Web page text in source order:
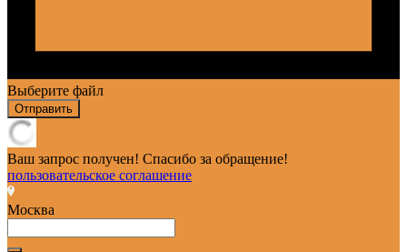
Выберите файл
Отправить
Ваш запрос получен! Спасибо за обращение!
пользовательское соглашение
Москва